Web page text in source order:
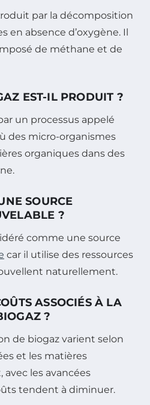
par la décomposition
en absence d’oxygène. Il
de méthane et de
EST-IL PRODUIT ?
un processus appelé
des micro-organismes
organiques dans des
SOURCE
?
comme une source
car il utilise des ressources
naturellement.
ASSOCIÉS À LA
?
de biogaz varient selon
et les matières
avec les avancées
tendent à diminuer.